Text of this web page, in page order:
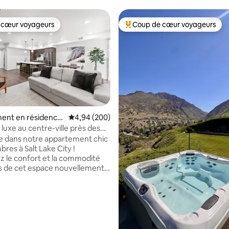
la base de 116 commentaires : 5 sur 5
cœur voyageurs
voyageurs
en résidence
de Salt Lake Ci
Évaluation moyenne sur la base de 200
4,94 (200)
au centre-ville près des
restaurants/bars
dans notre appartement chic
à Salt Lake City !
le confort et la commodité
de cet espace nouvellement
Coups de cœur voyageurs les
Coup de cœur voyageurs